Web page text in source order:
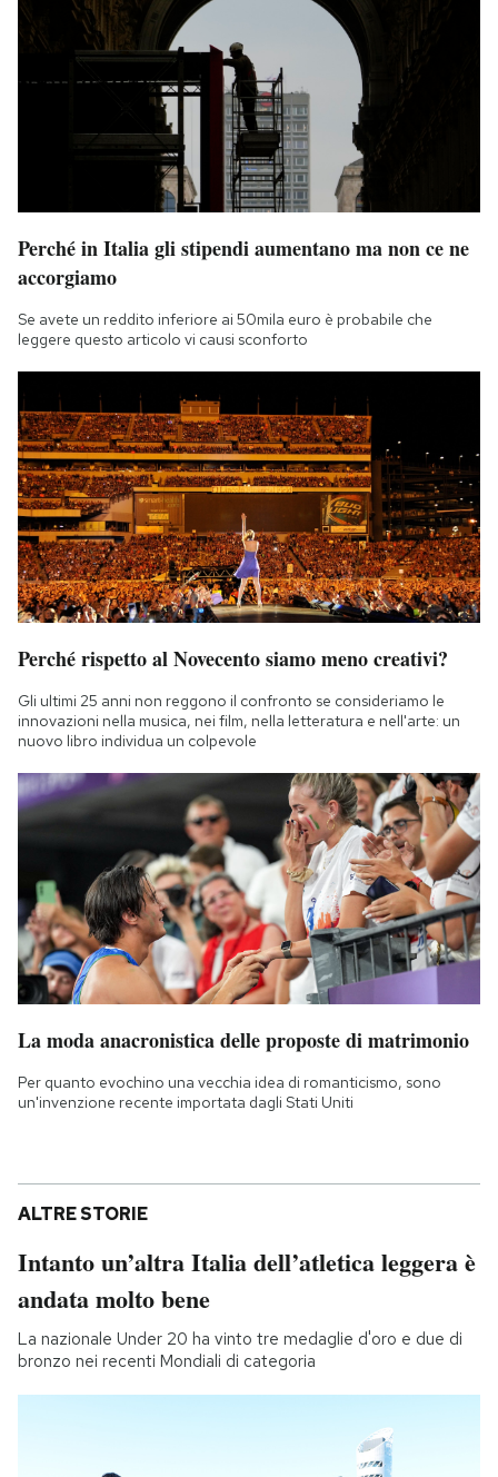
Perché in Italia gli stipendi aumentano ma non ce ne
accorgiamo
Se avete un reddito inferiore ai 50mila euro è probabile che
leggere questo articolo vi causi sconforto
Perché rispetto al Novecento siamo meno creativi?
Gli ultimi 25 anni non reggono il confronto se consideriamo le
innovazioni nella musica, nei film, nella letteratura e nell'arte: un
nuovo libro individua un colpevole
La moda anacronistica delle proposte di matrimonio
Per quanto evochino una vecchia idea di romanticismo, sono
un'invenzione recente importata dagli Stati Uniti
ALTRE STORIE
Intanto un’altra Italia dell’atletica leggera è
andata molto bene
La nazionale Under 20 ha vinto tre medaglie d'oro e due di
bronzo nei recenti Mondiali di categoria